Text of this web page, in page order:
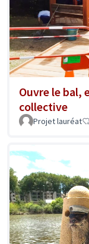
Ouvre le bal,
collective
Projet lauréat